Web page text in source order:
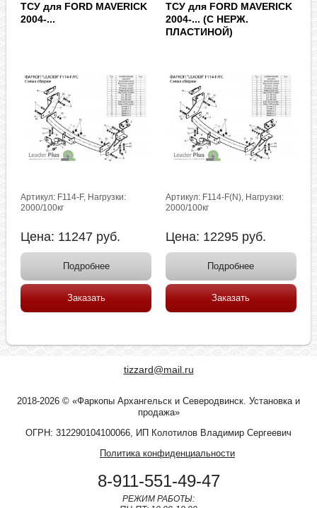
ТСУ для FORD MAVERICK
2004-...
Артикул: F114-F, Нагрузки:
2000/100кг
Цена: 11247 руб.
Подробнее
Заказать
ТСУ для FORD MAVERICK
2004-... (С НЕРЖ.
ПЛАСТИНОЙ)
Артикул: F114-F(N), Нагрузки:
2000/100кг
Цена: 12295 руб.
Подробнее
Заказать
tizzard@mail.ru
2018-2026 © «Фаркопы Архангельск и Северодвинск. Установка и
продажа»
ОГРН: 312290104100066, ИП Колотилов Владимир Сергеевич
Политика конфиденциальности
8-911-551-49-47
РЕЖИМ РАБОТЫ: